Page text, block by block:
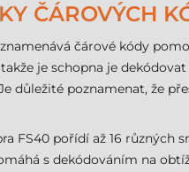
ČÁROVÝCH
čárové kódy
je schopna je
důležité poznamenat, že
FS40 pořídí až 16
s dekódováním na